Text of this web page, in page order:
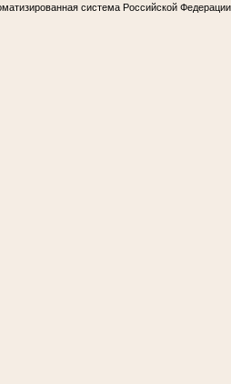
система Российской